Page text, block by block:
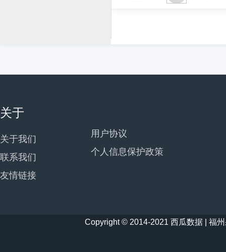
关于
关于我们
联系我们
友情链接
用户协议
个人信息保护政策
Copyright © 2014-2021 西瓜数据 | 福